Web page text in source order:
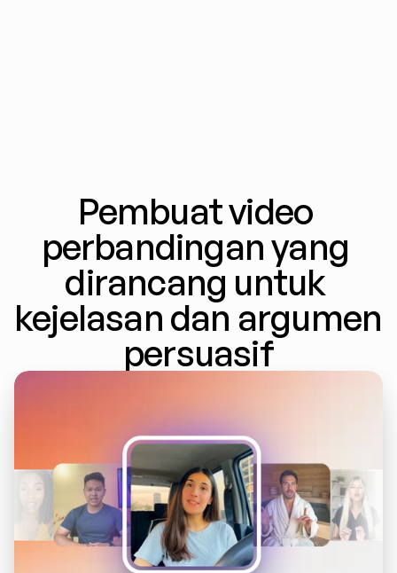
Pembuat video
perbandingan yang
dirancang untuk
kejelasan dan argumen
persuasif